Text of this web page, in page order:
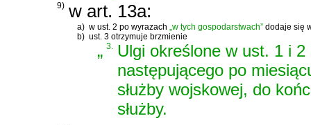
9) w art. 13a:
a) w ust. 2 po wyrazach „w tych gospodarstwach” dodaje się
b) ust. 3 otrzymuje brzmienie
„3. Ulgi określone w ust. 1 i
następującego po
służby wojskowej, do
służby.